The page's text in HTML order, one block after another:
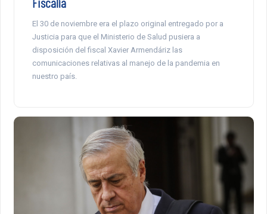
El 30 de noviembre era el plazo original entregado por a
Justicia para que el Ministerio de Salud pusiera a
disposición del fiscal Xavier Armendáriz las
comunicaciones relativas al manejo de la pandemia en
nuestro país.